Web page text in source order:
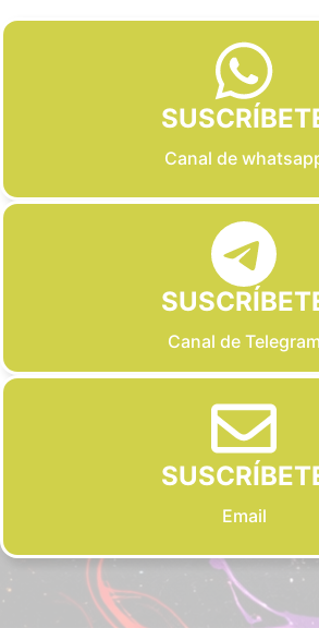
Canal de
Canal de Telegram
Email